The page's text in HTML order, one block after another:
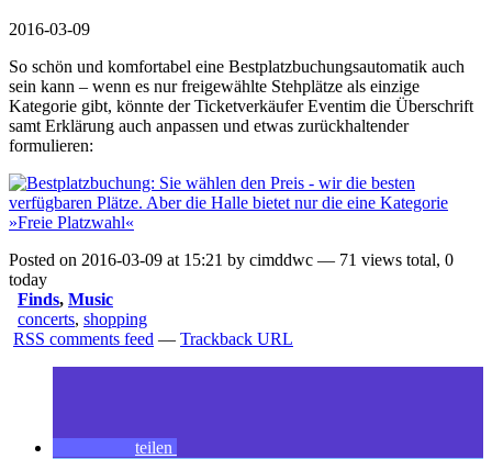
2016-03-09
So schön und komfortabel eine Bestplatzbuchungsautomatik auch
sein kann – wenn es nur freigewählte Stehplätze als einzige
Kategorie gibt, könnte der Ticketverkäufer Eventim die Überschrift
samt Erklärung auch anpassen und etwas zurückhaltender
formulieren:
Posted on 2016-03-09 at 15:21 by cimddwc — 71 views total, 0
today
Finds, Music
concerts, shopping
RSS comments feed — Trackback URL
teilen